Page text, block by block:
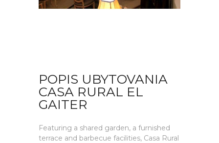
POPIS UBYTOVANIA
CASA RURAL EL
GAITER
Featuring a shared garden, a furnished
terrace and barbecue facilities, Casa Rural